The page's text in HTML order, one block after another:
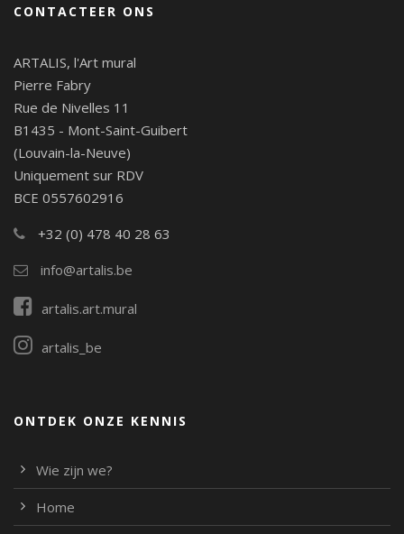
CONTACTEER ONS
ARTALIS, l'Art mural
Pierre Fabry
Rue de Nivelles 11
B1435 - Mont-Saint-Guibert
(Louvain-la-Neuve)
Uniquement sur RDV
BCE 0557602916
+32 (0) 478 40 28 63
info@artalis.be
artalis.art.mural
artalis_be
ONTDEK ONZE KENNIS
Wie zijn we?
Home